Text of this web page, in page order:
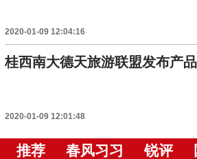
2020-01-09 12:04:16
桂西南大德天旅游联盟发布产
2020-01-09 12:01:48
推荐 春风习习 锐评